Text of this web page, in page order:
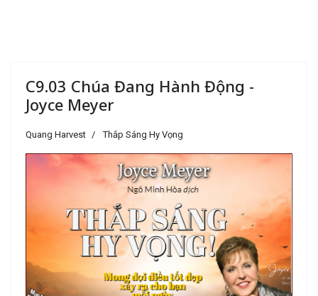
C9.03 Chúa Đang Hành Động -
Joyce Meyer
Quang Harvest Thắp Sáng Hy Vọng